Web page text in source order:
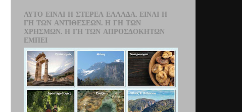
ΑΥΤΌ ΕΊΝΑΙ Η ΣΤΕΡΕΆ ΕΛΛΆΔΑ. ΕΊΝΑΙ Η
ΓΗ ΤΩΝ ΑΝΤΙΘΈΣΕΩΝ. Η ΓΗ ΤΩΝ
ΧΡΗΣΜΏΝ. Η ΓΗ ΤΩΝ ΑΠΡΟΣΔΌΚΗΤΩΝ
ΕΜΠΕΙ